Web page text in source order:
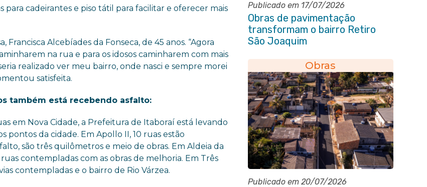
para cadeirantes e piso tátil para facilitar e oferecer mais
Alcebíades da Fonseca, de 45 anos. “Agora
na rua e para os idosos caminharem com mais
realizado ver meu bairro, onde nasci e sempre morei
satisfeita.
também está recebendo asfalto:
em Nova Cidade, a Prefeitura de Itaboraí está levando
pontos da cidade. Em Apollo II, 10 ruas estão
são três quilômetros e meio de obras. Em Aldeia da
contempladas com as obras de melhoria. Em Três
contempladas e o bairro de Rio Várzea.
Publicado em 17/07/2026
Obras de pavimentação
transformam o bairro Retiro
São Joaquim
Obras
Publicado em 20/07/2026